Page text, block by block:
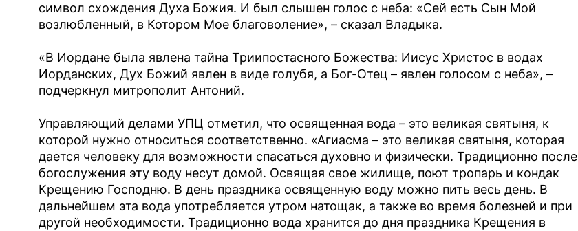
символ схождения Духа Божия. И был слышен голос с неба: «Сей есть Сын Мой
возлюбленный, в Котором Мое благоволение», – сказал Владыка.
«В Иордане была явлена тайна Триипостасного Божества: Иисус Христос в водах
Иорданских, Дух Божий явлен в виде голубя, а Бог-Отец – явлен голосом с неба», –
подчеркнул митрополит Антоний.
Управляющий делами УПЦ отметил, что освященная вода – это великая святыня, к
которой нужно относиться соответственно. «Агиасма – это великая святыня, которая
дается человеку для возможности спасаться духовно и физически. Традиционно после
богослужения эту воду несут домой. Освящая свое жилище, поют тропарь и кондак
Крещению Господню. В день праздника освященную воду можно пить весь день. В
дальнейшем эта вода употребляется утром натощак, а также во время болезней и при
другой необходимости. Традиционно вода хранится до дня праздника Крещения в